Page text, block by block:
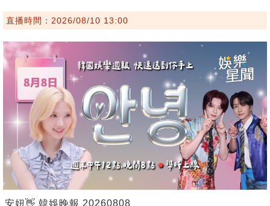
直播時間：2026/08/10 13:00
安妞👋 韓娛晚報 20260808